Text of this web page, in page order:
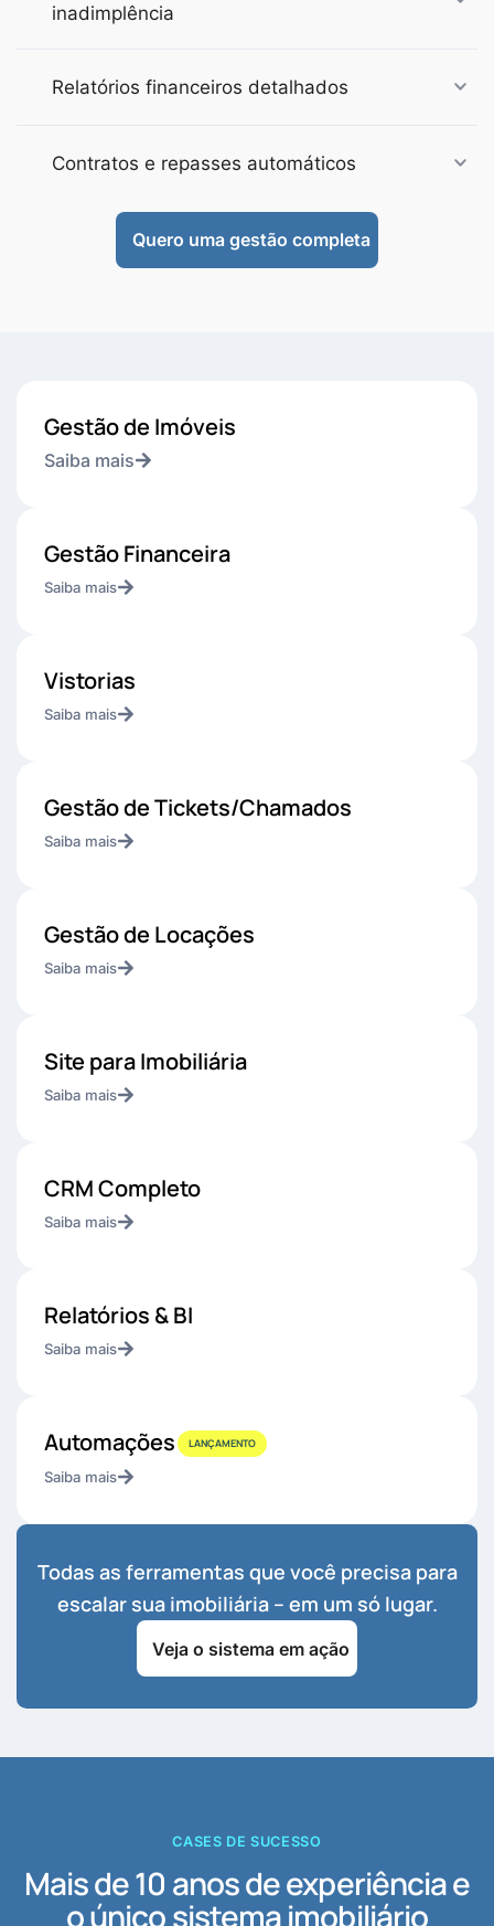
inadimplência
Relatórios financeiros detalhados
Contratos e repasses automáticos
Quero uma gestão completa
Gestão de Imóveis
Saiba mais
Gestão Financeira
Saiba mais
Vistorias
Saiba mais
Gestão de Tickets/Chamados
Saiba mais
Gestão de Locações
Saiba mais
Site para Imobiliária
Saiba mais
CRM Completo
Saiba mais
Relatórios & BI
Saiba mais
Automações LANÇAMENTO
Saiba mais
Todas as ferramentas que você precisa para
escalar sua imobiliária – em um só lugar.
Veja o sistema em ação
CASES DE SUCESSO
Mais de 10 anos de experiência e
o único sistema imobiliário